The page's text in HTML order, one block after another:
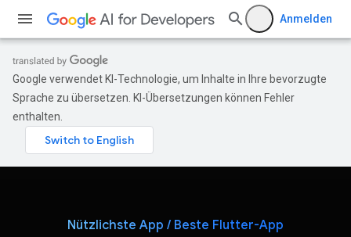
Anmelden
Google verwendet KI-Technologie, um Inhalte in Ihre bevorzugte
Sprache zu übersetzen. KI-Übersetzungen können Fehler
enthalten.
Nützlichste App / Beste Flutter-App